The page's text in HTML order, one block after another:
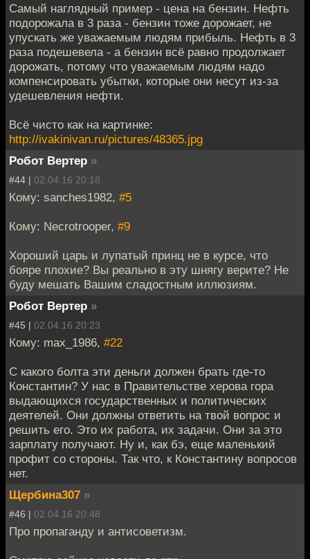
Самый наглядный пример - цена на бензин. Нефть
подорожала в 3 раза - бензин тоже дорожает, не
упускать же уважаемым людям прибыль. Нефть в 3
раза подешевела - а бензин всё равно продолжает
дорожать, потому что уважаемым людям надо
компенсировать убытки, которые они несут из-за
удешевления нефти.
Всё чисто как на картинке:
http://ivakinivan.ru/pictures/48365.jpg
Робот Вертер »
#44 | 02.04.16 20:18
Кому: sanches1982, #5
Кому: Necrotrooper, #9
Хороший царь и лупатый принц не в курсе, что
бояре плохие? Вы реально в эту шнягу верите? Не
буду мешать Вашим сладостным иллюзиям.
Робот Вертер »
#45 | 02.04.16 20:23
Кому: max_1986, #22
С какого болта эти деньги должен брать где-то
Константин? У нас в Правительстве херова гора
выдающихся государственных и политических
деятелей. Они должны ответить на твой вопрос и
решить его. Это их работа, их задачи. Они за это
зарплату получают. Ну и, как бэ, еще маленький
профит со стороны. Так что, к Константину вопросов
нет.
Щербина307 »
#46 | 02.04.16 20:48
Про пропаганду и антисоветизм.